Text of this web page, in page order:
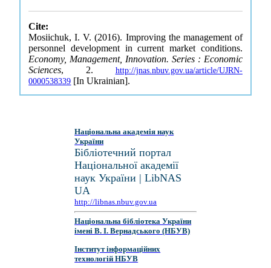
Cite:
Mosiichuk, I. V. (2016). Improving the management of
personnel development in current market conditions.
Economy, Management, Innovation. Series : Economic
Sciences, 2. http://jnas.nbuv.gov.ua/article/UJRN-
0000538339 [In Ukrainian].
Національна академія наук
України
Бібліотечний портал
Національної академії
наук України | LibNAS
UA
http://libnas.nbuv.gov.ua
Національна бібліотека України
імені В. І. Вернадського (НБУВ)
Інститут інформаційних
технологій НБУВ